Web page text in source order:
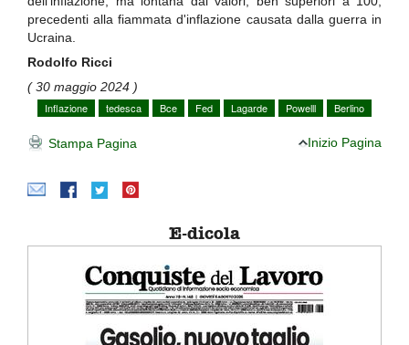
precedenti alla fiammata d'inflazione causata dalla guerra in
Ucraina.
Rodolfo Ricci
( 30 maggio 2024 )
Inflazione
tedesca Bce Fed Lagarde Powelll Berlino
Stampa Pagina Inizio Pagina
E-dicola